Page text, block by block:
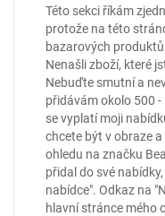
Této sekci říkám
protože na této
bazarových
Nenašli zboží, které
Nebuďte smutní a
přidávám okolo 500
se vyplatí moji
chcete být v obraze
ohledu na značku
přidal do své
nabídce". Odkaz na
hlavní stránce mého